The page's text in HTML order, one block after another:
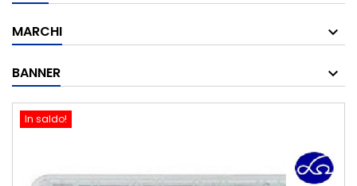
MARCHI
BANNER
In saldo!